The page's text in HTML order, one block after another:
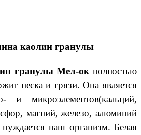
каолин гранулы
гранулы Мел-окполностью
песка и грязи. Она является
и микроэлементов(кальций,
магний, железо, алюминий
наш организм. Белая